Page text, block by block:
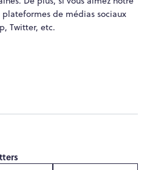
de médias sociaux
Twitter, etc.